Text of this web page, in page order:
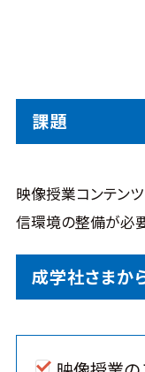
課題
映像授業コンテン
信環境の整備が必
成学社さまか